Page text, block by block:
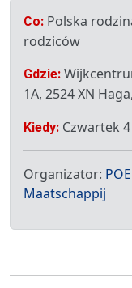
Co: Polska
rodziców
Gdzie:
1A, 2524 XN
Kiedy: Czwartek
Organizator:
Maatschappij